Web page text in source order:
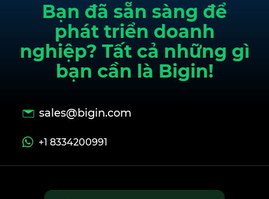
Bạn đã sẵn sàng để
phát triển doanh
nghiệp? Tất cả những gì
bạn cần là Bigin!
sales@bigin.com
+1 8334200991